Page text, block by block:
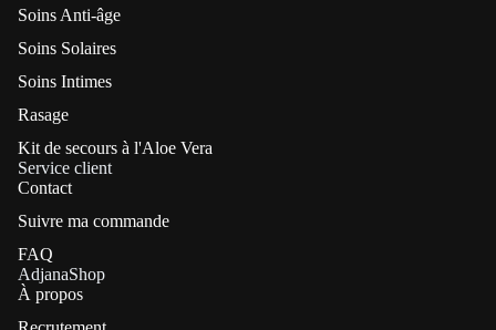
Soins Anti-âge
Soins Solaires
Soins Intimes
Rasage
Kit de secours à l'Aloe Vera
Service client
Contact
Suivre ma commande
FAQ
AdjanaShop
À propos